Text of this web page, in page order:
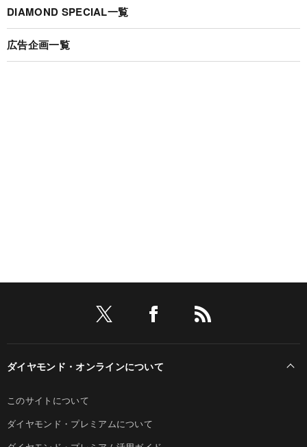
DIAMOND SPECIAL一覧
広告企画一覧
ダイヤモンド・オンラインについて
このサイトについて
ダイヤモンド・プレミアムについて